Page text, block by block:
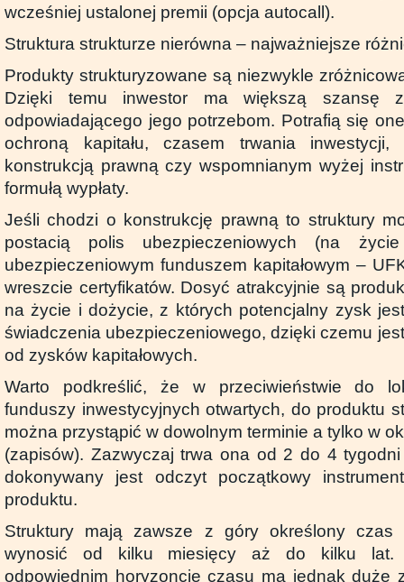
wcześniej ustalonej premii (opcja autocall).
Struktura strukturze nierówna – najważniejsze
Produkty strukturyzowane są niezwykle
Dzięki temu inwestor ma większą szansę
odpowiadającego jego potrzebom. Potrafią się
ochroną kapitału, czasem trwania
konstrukcją prawną czy wspomnianym wyżej
formułą wypłaty.
Jeśli chodzi o konstrukcję prawną to struktury
postacią polis ubezpieczeniowych (na
ubezpieczeniowym funduszem kapitałowym –
wreszcie certyfikatów. Dosyć atrakcyjnie są
na życie i dożycie, z których potencjalny zysk
świadczenia ubezpieczeniowego, dzięki czemu
od zysków kapitałowych.
Warto podkreślić, że w przeciwieństwie do
funduszy inwestycyjnych otwartych, do produktu
można przystąpić w dowolnym terminie a tylko w
(zapisów). Zazwyczaj trwa ona od 2 do 4
dokonywany jest odczyt początkowy
produktu.
Struktury mają zawsze z góry określony czas
wynosić od kilku miesięcy aż do kilku lat.
odpowiednim horyzoncie czasu ma jednak duże